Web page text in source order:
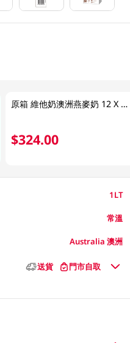
原箱 維他奶澳洲燕麥奶 12 X 1LT
$324.00
1LT
常溫
Australia 澳洲
送貨 門市自取